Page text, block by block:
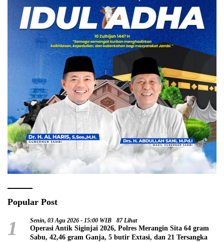
Popular Post
1 Senin, 03 Agu 2026 - 15:00 WIB 87 Lihat
Operasi Antik Siginjai 2026, Polres Merangin Sita 64 gram
Sabu, 42,46 gram Ganja, 5 butir Extasi, dan 21 Tersangka